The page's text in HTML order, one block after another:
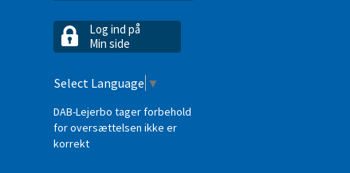
Log ind på
Min side
Select Language ▼
DAB-Lejerbo tager forbehold
for oversættelsen ikke er
korrekt